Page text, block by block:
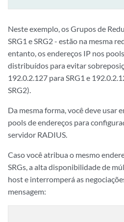
Neste exemplo, os Grupos de
SRG1 e SRG2 - estão na mesma
entanto, os endereços IP nos
distribuídos para evitar
192.0.2.127 para SRG1 e
SRG2).
Da mesma forma, você deve usar
pools de endereços para
servidor RADIUS.
Caso você atribua o mesmo
SRGs, a alta disponibilidade de
host e interromperá as
mensagem: